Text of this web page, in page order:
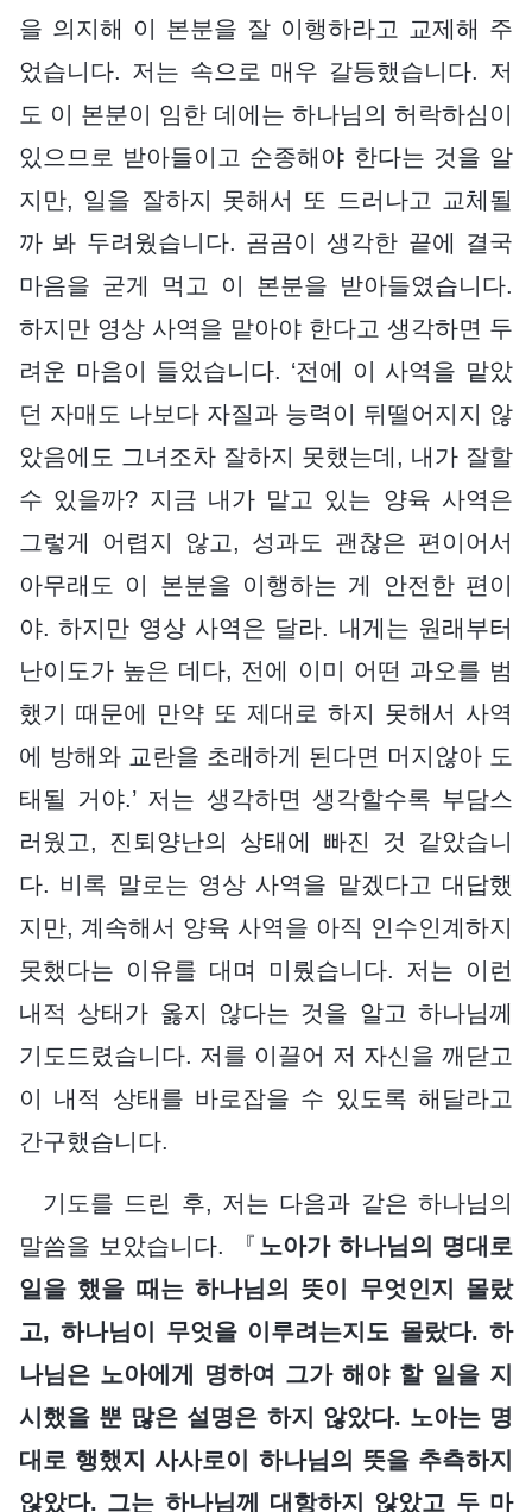
을 의지해 이 본분을 잘 이행하라고 교제해 주
었습니다. 저는 속으로 매우 갈등했습니다. 저
도 이 본분이 임한 데에는 하나님의 허락하심이
있으므로 받아들이고 순종해야 한다는 것을 알
지만, 일을 잘하지 못해서 또 드러나고 교체될
까 봐 두려웠습니다. 곰곰이 생각한 끝에 결국
마음을 굳게 먹고 이 본분을 받아들였습니다.
하지만 영상 사역을 맡아야 한다고 생각하면 두
려운 마음이 들었습니다. ‘전에 이 사역을 맡았
던 자매도 나보다 자질과 능력이 뒤떨어지지 않
았음에도 그녀조차 잘하지 못했는데, 내가 잘할
수 있을까? 지금 내가 맡고 있는 양육 사역은
그렇게 어렵지 않고, 성과도 괜찮은 편이어서
아무래도 이 본분을 이행하는 게 안전한 편이
야. 하지만 영상 사역은 달라. 내게는 원래부터
난이도가 높은 데다, 전에 이미 어떤 과오를 범
했기 때문에 만약 또 제대로 하지 못해서 사역
에 방해와 교란을 초래하게 된다면 머지않아 도
태될 거야.’ 저는 생각하면 생각할수록 부담스
러웠고, 진퇴양난의 상태에 빠진 것 같았습니
다. 비록 말로는 영상 사역을 맡겠다고 대답했
지만, 계속해서 양육 사역을 아직 인수인계하지
못했다는 이유를 대며 미뤘습니다. 저는 이런
내적 상태가 옳지 않다는 것을 알고 하나님께
기도드렸습니다. 저를 이끌어 저 자신을 깨닫고
이 내적 상태를 바로잡을 수 있도록 해달라고
간구했습니다.
기도를 드린 후, 저는 다음과 같은 하나님의
말씀을 보았습니다. 『 노아가 하나님의 명대로
일을 했을 때는 하나님의 뜻이 무엇인지 몰랐
고, 하나님이 무엇을 이루려는지도 몰랐다. 하
나님은 노아에게 명하여 그가 해야 할 일을 지
시했을 뿐 많은 설명은 하지 않았다. 노아는 명
대로 행했지 사사로이 하나님의 뜻을 추측하지
않았다. 그는 하나님께 대항하지 않았고 두 마